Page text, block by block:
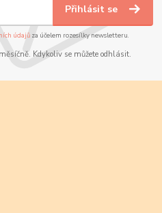
Přihlásit se
údajůza účelem rozesílky newsletteru.
Kdykoliv se můžete odhlásit.